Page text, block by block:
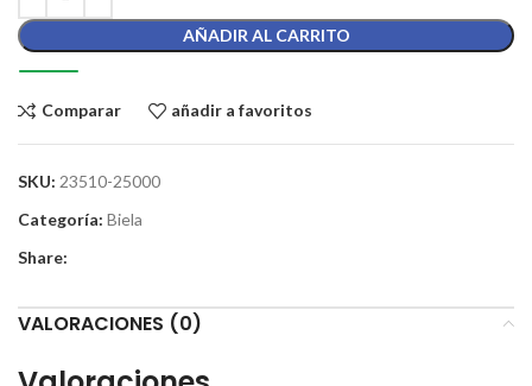
AÑADIR AL CARRITO
Comparar añadir a favoritos
SKU: 23510-25000
Categoría: Biela
Share:
VALORACIONES (0)